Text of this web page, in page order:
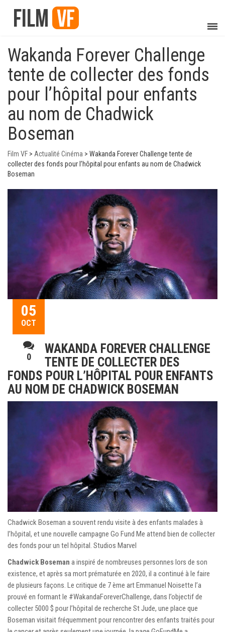
Wakanda Forever Challenge
tente de collecter des fonds
pour l’hôpital pour enfants
au nom de Chadwick
Boseman
Film VF > Actualité Cinéma > Wakanda Forever Challenge tente de
collecter des fonds pour l’hôpital pour enfants au nom de Chadwick
Boseman
05
OCT
0
WAKANDA FOREVER CHALLENGE
TENTE DE COLLECTER DES
FONDS POUR L’HÔPITAL POUR ENFANTS
AU NOM DE CHADWICK BOSEMAN
Chadwick Boseman a souvent rendu visite à des enfants malades à
l’hôpital, et une nouvelle campagne Go Fund Me attend bien de collecter
des fonds pour un tel hôpital. Studios Marvel
Chadwick Boseman a inspiré de nombreuses personnes lors de son
existence, et après sa mort prématurée en 2020, il a continué à le faire
de plusieurs façons. Le critique de 7 ème art Emmanuel Noisette l’a
prouvé en formant le #WakandaForeverChallenge, dans l’objectif de
collecter 5000 $ pour l’hôpital de recherche St Jude, une place que
Boseman visitait fréquemment pour rencontrer des enfants traités pour